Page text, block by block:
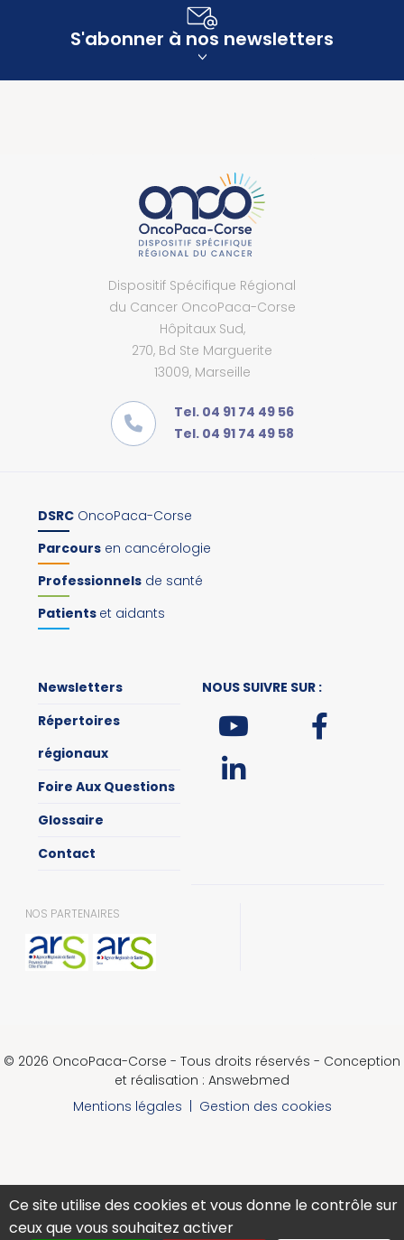
S'abonner à nos newsletters
Dispositif Spécifique Régional
du Cancer OncoPaca-Corse
Hôpitaux Sud,
270, Bd Ste Marguerite
13009, Marseille
Tel. 04 91 74 49 56
Tel. 04 91 74 49 58
DSRC OncoPaca-Corse
Parcours en cancérologie
Professionnels de santé
Patients et aidants
Newsletters
Répertoires
régionaux
Foire Aux Questions
Glossaire
Contact
NOUS SUIVRE SUR :
NOS PARTENAIRES
© 2026 OncoPaca-Corse - Tous droits réservés - Conception
et réalisation : Answebmed
Mentions légales
Gestion des cookies
Ce site utilise des cookies et vous donne le contrôle sur
ceux que vous souhaitez activer